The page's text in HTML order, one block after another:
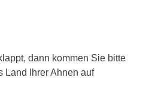
dann kommen Sie bitte
Land Ihrer Ahnen auf